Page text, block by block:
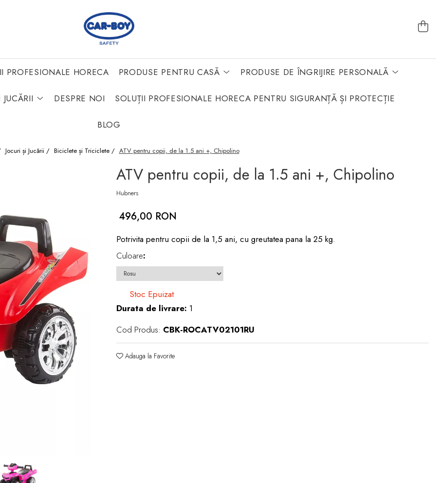
PROFESIONALE HORECA PRODUSE PENTRU CASĂ PRODUSE DE ÎNGRIJIRE PERSONALĂ
JUCĂRII DESPRE NOI SOLUȚII PROFESIONALE HORECA PENTRU SIGURANȚĂ ȘI PROTECȚIE
BLOG
Jocuri și Jucării / Biciclete și Triciclete / ATV pentru copii, de la 1.5 ani +, Chipolino
ATV pentru copii, de la 1.5 ani +, Chipolino
Hubners
496,00 RON
Potrivita pentru copii de la 1,5 ani, cu greutatea pana la 25 kg.
Culoare:
Stoc Epuizat
Durata de livrare: 1
Cod Produs: CBK-ROCATV02101RU
Adauga la Favorite